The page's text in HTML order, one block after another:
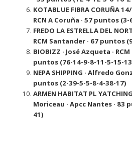
KOTABLUE FIBRA CORUÑA
RCN A Coruña · 57 puntos
FREDO LA ESTRELLA DEL
RCM Santander · 67 puntos
BIOBIZZ · José Azqueta ·
puntos (76-14-9-8-11-5-15-
NEPA SHIPPING · Alfredo
puntos (2-39-5-5-8-4-38-17)
ARMEN HABITAT PL
Moriceau · Apcc Nantes · 83
41)